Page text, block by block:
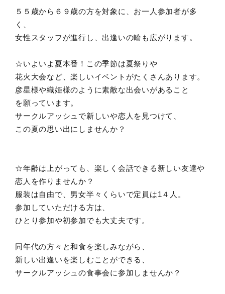
５５歳から６９歳の方を対象に、お一人参加者が多
く、
女性スタッフが進行し、出逢いの輪も広がります。
☆いよいよ夏本番！この季節は夏祭りや
花火大会など、楽しいイベントがたくさんあります。
彦星様や織姫様のように素敵な出会いがあること
を願っています。
サークルアッシュで新しいや恋人を見つけて、
この夏の思い出にしませんか？
☆年齢は上がっても、楽しく会話できる新しい友達や
恋人を作りませんか？
服装は自由で、男女半々くらいで定員は1４人。
参加していただける方は、
ひとり参加や初参加でも大丈夫です。
同年代の方々と和食を楽しみながら、
新しい出逢いを楽しむことができる、
サークルアッシュの食事会に参加しませんか？